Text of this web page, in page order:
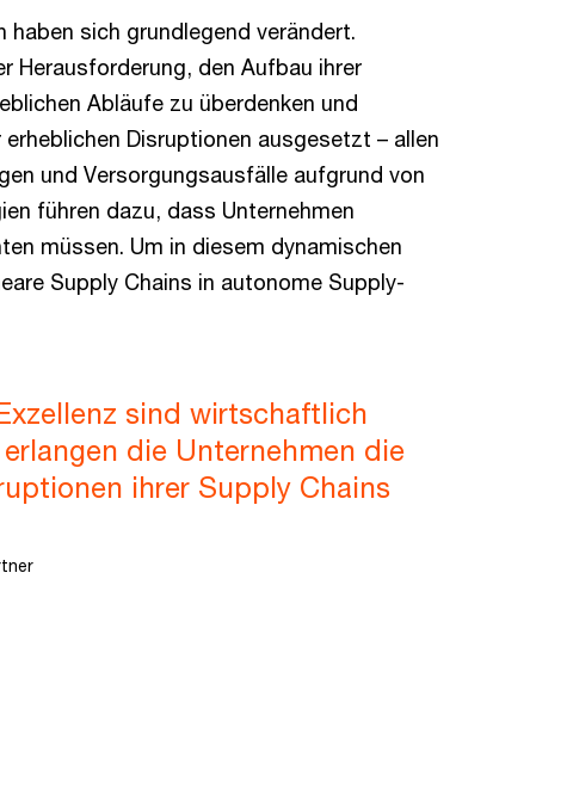
haben sich grundlegend verändert.
Herausforderung, den Aufbau ihrer
Abläufe zu überdenken und
Disruptionen ausgesetzt – allen
und Versorgungsausfälle aufgrund von
führen dazu, dass Unternehmen
müssen. Um in diesem dynamischen
Supply Chains in autonome Supply-
sind wirtschaftlich
die Unternehmen die
ihrer Supply Chains